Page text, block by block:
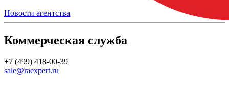
Новости агентства
Коммерческая служба
+7 (499) 418-00-39
sale@raexpert.ru